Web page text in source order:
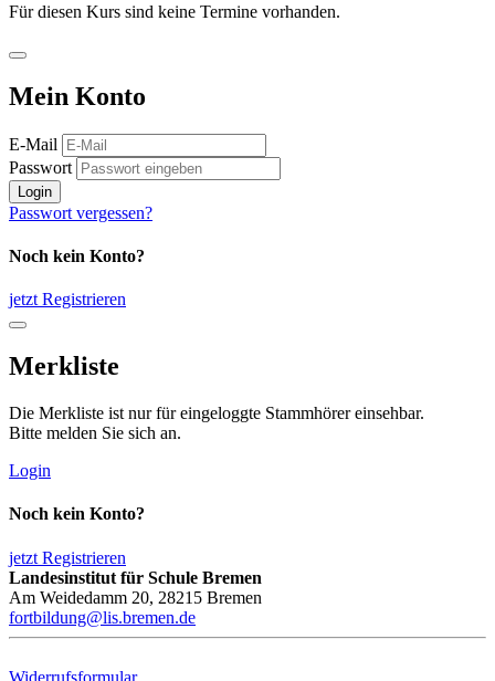
Für diesen Kurs sind keine Termine vorhanden.
Mein Konto
E-Mail
Passwort
Login
Passwort vergessen?
Noch kein Konto?
jetzt Registrieren
Merkliste
Die Merkliste ist nur für eingeloggte Stammhörer einsehbar.
Bitte melden Sie sich an.
Login
Noch kein Konto?
jetzt Registrieren
Landesinstitut für Schule Bremen
Am Weidedamm 20, 28215 Bremen
fortbildung@lis.bremen.de
Widerrufsformular